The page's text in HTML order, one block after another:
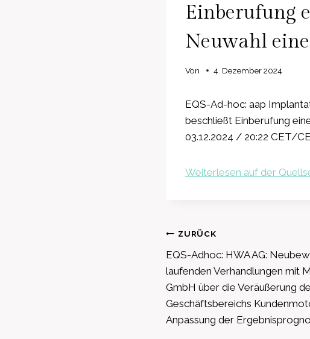
Einberufung
Neuwahl
Von 4. Dezember 2024
EQS-Ad-hoc: aap
beschließt Einberufung
03.12.2024 / 20:22 CET/
Weiterlesen auf der
Beitragsnavigation
ZURÜCK
EQS-Adhoc: HWA AG:
laufenden Verhandlungen mit
GmbH über die Veräußerung
Geschäftsbereichs
Anpassung der